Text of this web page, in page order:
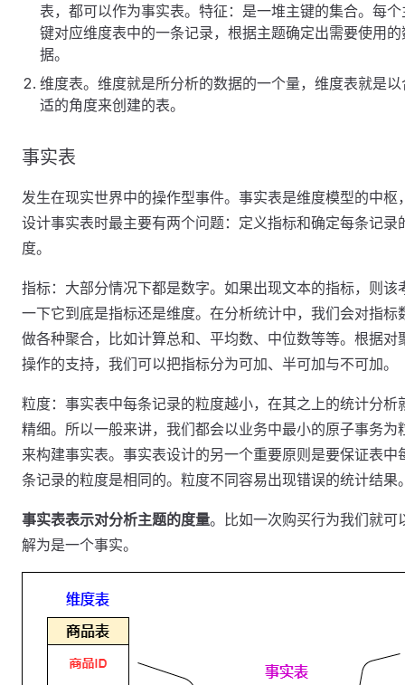
表，都可以作为事实表。特征：是一堆主键的集合。每个
键对应维度表中的一条记录，根据主题确定出需要使用的
据。
维度表。维度就是所分析的数据的一个量，维度表就是以
适的角度来创建的表。
事实表
发生在现实世界中的操作型事件。事实表是维度模型的中枢
设计事实表时最主要有两个问题：定义指标和确定每条记录
度。
指标：大部分情况下都是数字。如果出现文本的指标，则该
一下它到底是指标还是维度。在分析统计中，我们会对指标
做各种聚合，比如计算总和、平均数、中位数等等。根据对
操作的支持，我们可以把指标分为可加、半可加与不可加。
粒度：事实表中每条记录的粒度越小，在其之上的统计分析
精细。所以一般来讲，我们都会以业务中最小的原子事务为
来构建事实表。事实表设计的另一个重要原则是要保证表中
条记录的粒度是相同的。粒度不同容易出现错误的统计结果
事实表表示对分析主题的度量。比如一次购买行为我们就可
解为是一个事实。